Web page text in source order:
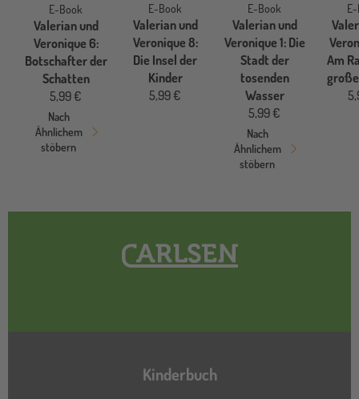
E-Book
Valerian und
Veronique 6:
Botschafter der
Schatten
5,99 €
Nach
Ähnlichem
stöbern
E-Book
Valerian und
Veronique 8:
Die Insel der
Kinder
5,99 €
E-Book
Valerian und
Veronique 1: Die
Stadt der
tosenden
Wasser
5,99 €
Nach
Ähnlichem
stöbern
Am
Hauptnavigation
Kinderbuch